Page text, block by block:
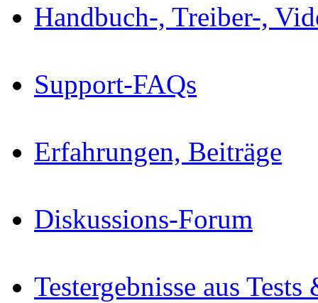
Handbuch-, Treiber-,
Support-FAQs
Erfahrungen, Beiträge
Diskussions-Forum
Testergebnisse aus